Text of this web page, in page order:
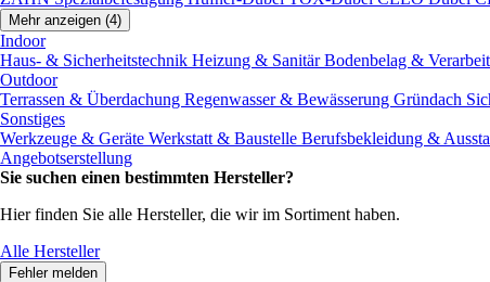
Mehr anzeigen (4)
Indoor
Haus- & Sicherheitstechnik Heizung & SanitärBodenbelag &
Outdoor
Terrassen & Überdachung Regenwasser & Bewässerung Gründach
Sonstiges
Werkzeuge & Geräte Werkstatt & Baustelle Berufsbekleidung &
Angebotserstellung
Sie suchen einen bestimmten Hersteller?
Hier finden Sie alle Hersteller, die wir im Sortiment haben.
Alle Hersteller
Fehler melden